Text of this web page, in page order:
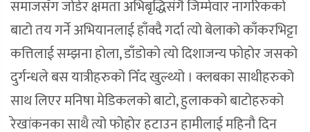
समाजसँग जोडेर क्षमता अभिबृद्धिसंगै जिम्मेवार नागरिकको
बाटो तय गर्ने अभियानलाई हाँक्दै गर्दा त्यो बेलाको काँकरभिट्टा
कत्तिलाई सम्झना होला, डाँडोको त्यो दिशाजन्य फोहोर जसको
दुर्गन्धले बस यात्रीहरुको निँद खुल्थ्यो । क्लबका साथीहरुको
साथ लिएर मनिषा मेडिकलको बाटो, हुलाकको बाटोहरुको
रेखांकनका साथै त्यो फोहोर हटाउन हामीलाई महिनौ दिन